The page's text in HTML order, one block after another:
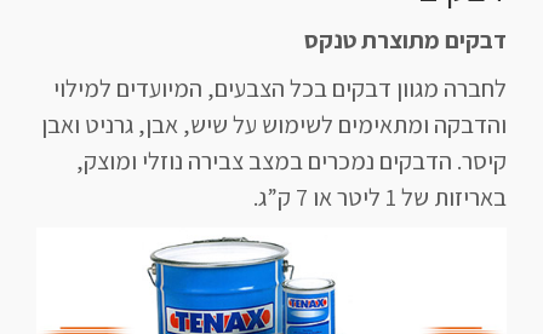
דבקים מתוצרת טנקס
לחברה מגוון דבקים בכל הצבעים, המיועדים למילוי
והדבקה ומתאימים לשימוש על שיש, אבן, גרניט ואבן
קיסר. הדבקים נמכרים במצב צבירה נוזלי ומוצק,
באריזות של 1 ליטר או 7 ק”ג.